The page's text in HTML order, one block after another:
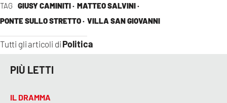
TAG GIUSY CAMINITI · MATTEO SALVINI ·
PONTE SULLO STRETTO · VILLA SAN GIOVANNI
Tutti gli articoli di Politica
PIÙ LETTI
IL DRAMMA